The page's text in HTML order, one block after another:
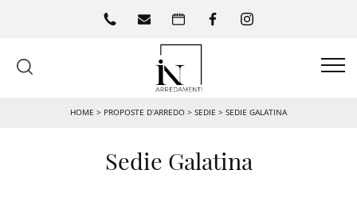
HOME > PROPOSTE D’ARREDO > SEDIE > SEDIE GALATINA
Sedie Galatina